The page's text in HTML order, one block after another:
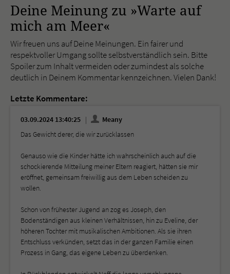
Deine Meinung zu »Warte auf
mich am Meer«
Wir freuen uns auf Deine Meinungen. Ein fairer und
respektvoller Umgang sollte selbstverständlich sein. Bitte
Spoiler zum Inhalt vermeiden oder zumindest als solche
deutlich in Deinem Kommentar kennzeichnen. Vielen Dank!
Letzte Kommentare:
03.09.2024 13:40:25
Meany
Das Gewicht derer, die wir zurücklassen
Genauso wie die Kinder hätte ich wahrscheinlich auch auf die
schockierende Mitteilung meiner Eltern reagiert, hätten sie mir
eröffnet, gemeinsam freiwillig aus dem Leben scheiden zu
wollen.
Schon von frühester Jugend an zog es Joseph, den
Bodenständigen aus kleinen Verhältnissen, hin zu Eveline, der
höheren Tochter mit musikalischen Ambitionen. Als sie ihren
Entschluss verkünden, setzt das in der ganzen Familie einen
Prozess in Gang, das eigene Leben zu überdenken.